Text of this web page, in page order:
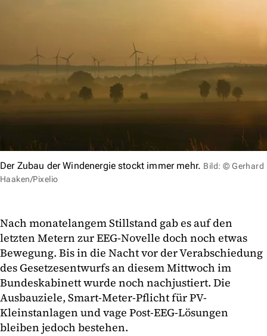
Der Zubau der Windenergie stockt immer mehr. Bild: © Gerhard
Haaken/Pixelio
Nach monatelangem Stillstand gab es auf den
letzten Metern zur EEG-Novelle doch noch etwas
Bewegung. Bis in die Nacht vor der Verabschiedung
des Gesetzesentwurfs an diesem Mittwoch im
Bundeskabinett wurde noch nachjustiert. Die
Ausbauziele, Smart-Meter-Pflicht für PV-
Kleinstanlagen und vage Post-EEG-Lösungen
bleiben jedoch bestehen.